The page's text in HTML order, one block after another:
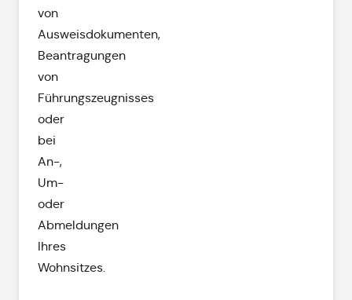
von
Ausweisdokumenten,
Beantragungen
von
Führungszeugnisses
oder
bei
An-,
Um-
oder
Abmeldungen
Ihres
Wohnsitzes.